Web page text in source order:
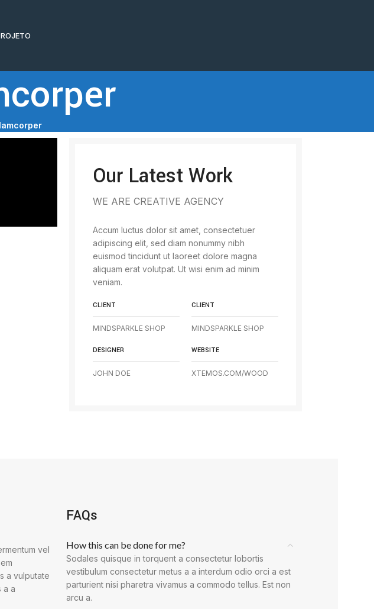
Our Latest Work
WE ARE CREATIVE AGENCY
Accum luctus dolor sit amet, consectetuer
adipiscing elit, sed diam nonummy nibh
euismod tincidunt ut laoreet dolore magna
aliquam erat volutpat. Ut wisi enim ad minim
veniam.
CLIENT
MINDSPARKLE SHOP
CLIENT
MINDSPARKLE SHOP
DESIGNER
JOHN DOE
WEBSITE
XTEMOS.COM/WOOD
vel
a vulputate
a a
FAQs
How this can be done for me?
Sodales quisque in torquent a consectetur lobortis
vestibulum consectetur metus a a interdum odio orci a est
parturient nisi pharetra vivamus a commodo tellus. Est non
arcu a.